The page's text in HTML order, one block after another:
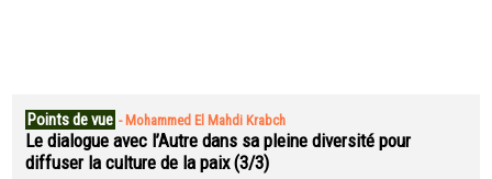
Points de vue - Mohammed El Mahdi Krabch
Le dialogue avec l’Autre dans sa pleine diversité pour
diffuser la culture de la paix (3/3)